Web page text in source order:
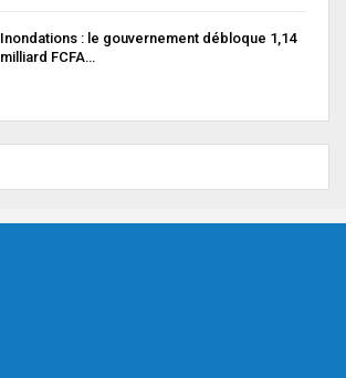
Inondations : le gouvernement débloque 1,14
milliard FCFA…